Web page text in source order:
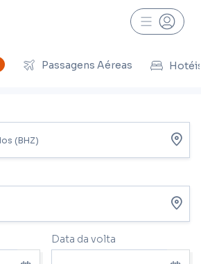
Passagens Aéreas
Data da volta